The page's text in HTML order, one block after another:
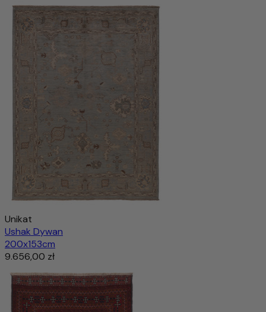
Unikat
Ushak Dywan
200x153cm
9.656,00 zł